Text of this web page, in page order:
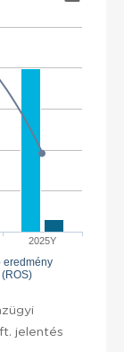
2025Y
eredmény
jelentés